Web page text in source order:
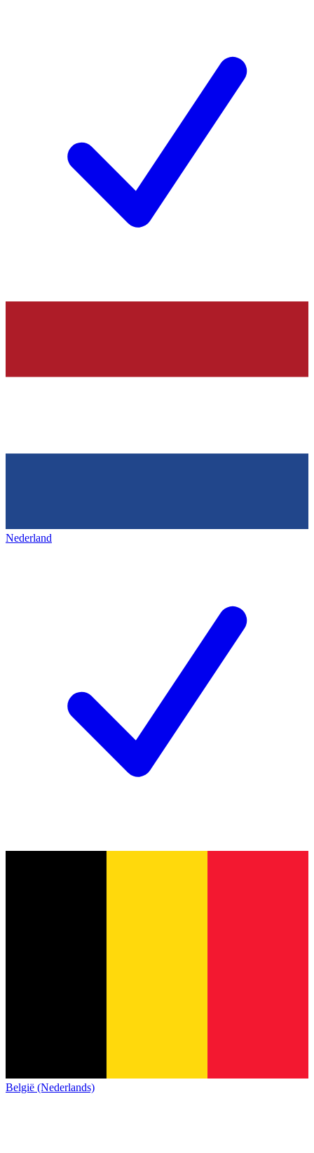
Nederland
België (Nederlands)